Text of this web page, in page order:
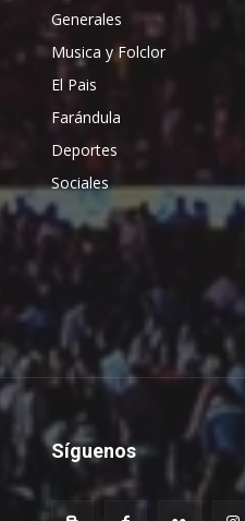
Generales
Musica y Folclor
El Pais
Farándula
Deportes
Sociales
Síguenos